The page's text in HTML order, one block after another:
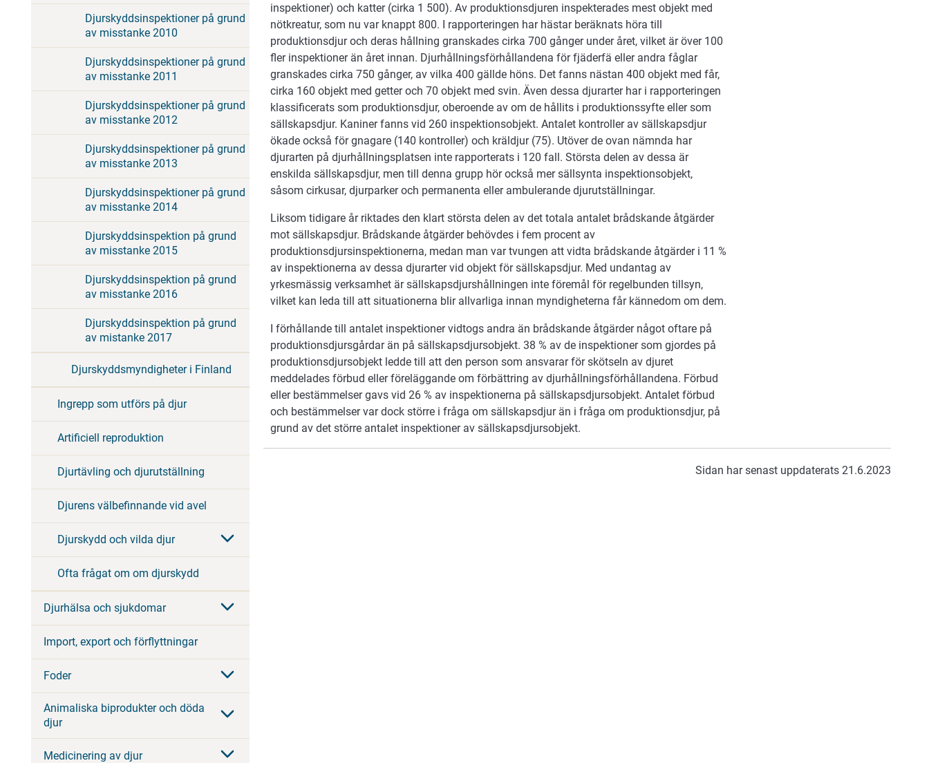
Djurskyddsinspektioner på grund
av misstanke 2010
Djurskyddsinspektioner på grund
av misstanke 2011
Djurskyddsinspektioner på grund
av misstanke 2012
Djurskyddsinspektioner på grund
av misstanke 2013
Djurskyddsinspektioner på grund
av misstanke 2014
Djurskyddsinspektion på grund
av misstanke 2015
Djurskyddsinspektion på grund
av misstanke 2016
Djurskyddsinspektion på grund
av mistanke 2017
Djurskyddsmyndigheter i Finland
Ingrepp som utförs på djur
Artificiell reproduktion
Djurtävling och djurutställning
Djurens välbefinnande vid avel
Djurskydd och vilda djur
Ofta frågat om om djurskydd
Djurhälsa och sjukdomar
Import, export och förflyttningar
Foder
Animaliska biprodukter och döda
djur
Medicinering av djur
inspektioner) och katter (cirka 1 500). Av produktionsdjuren inspekterades mest objekt med
nötkreatur, som nu var knappt 800. I rapporteringen har hästar beräknats höra till
produktionsdjur och deras hållning granskades cirka 700 gånger under året, vilket är över 100
fler inspektioner än året innan. Djurhållningsförhållandena för fjäderfä eller andra fåglar
granskades cirka 750 gånger, av vilka 400 gällde höns. Det fanns nästan 400 objekt med får,
cirka 160 objekt med getter och 70 objekt med svin. Även dessa djurarter har i rapporteringen
klassificerats som produktionsdjur, oberoende av om de hållits i produktionssyfte eller som
sällskapsdjur. Kaniner fanns vid 260 inspektionsobjekt. Antalet kontroller av sällskapsdjur
ökade också för gnagare (140 kontroller) och kräldjur (75). Utöver de ovan nämnda har
djurarten på djurhållningsplatsen inte rapporterats i 120 fall. Största delen av dessa är
enskilda sällskapsdjur, men till denna grupp hör också mer sällsynta inspektionsobjekt,
såsom cirkusar, djurparker och permanenta eller ambulerande djurutställningar.
Liksom tidigare år riktades den klart största delen av det totala antalet brådskande åtgärder
mot sällskapsdjur. Brådskande åtgärder behövdes i fem procent av
produktionsdjursinspektionerna, medan man var tvungen att vidta brådskande åtgärder i 11 %
av inspektionerna av dessa djurarter vid objekt för sällskapsdjur. Med undantag av
yrkesmässig verksamhet är sällskapsdjurshållningen inte föremål för regelbunden tillsyn,
vilket kan leda till att situationerna blir allvarliga innan myndigheterna får kännedom om dem.
I förhållande till antalet inspektioner vidtogs andra än brådskande åtgärder något oftare på
produktionsdjursgårdar än på sällskapsdjursobjekt. 38 % av de inspektioner som gjordes på
produktionsdjursobjekt ledde till att den person som ansvarar för skötseln av djuret
meddelades förbud eller föreläggande om förbättring av djurhållningsförhållandena. Förbud
eller bestämmelser gavs vid 26 % av inspektionerna på sällskapsdjursobjekt. Antalet förbud
och bestämmelser var dock större i fråga om sällskapsdjur än i fråga om produktionsdjur, på
grund av det större antalet inspektioner av sällskapsdjursobjekt.
Sidan har senast uppdaterats 21.6.2023